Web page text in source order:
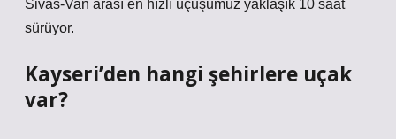
Sivas-Van arası en hızlı uçuşumuz yaklaşık 10 saat
sürüyor.
Kayseri’den hangi şehirlere uçak
var?